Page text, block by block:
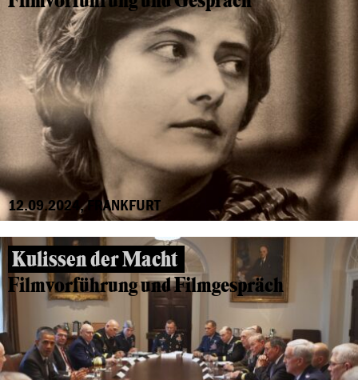
12.09.2024, FRANKFURT
Kulissen der Macht
Filmvorführung und Filmgespräch